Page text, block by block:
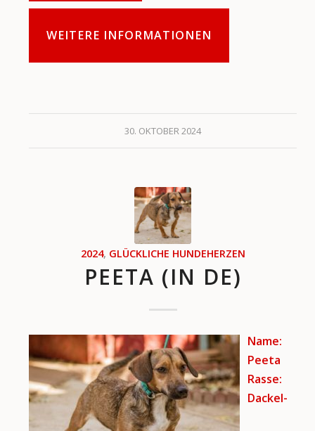
WEITERE INFORMATIONEN
30. OKTOBER 2024
2024, GLÜCKLICHE HUNDEHERZEN
PEETA (IN DE)
Name:
Peeta
Rasse:
Dackel-